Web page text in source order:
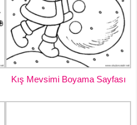
Kış Mevsimi Boyama Sayfası